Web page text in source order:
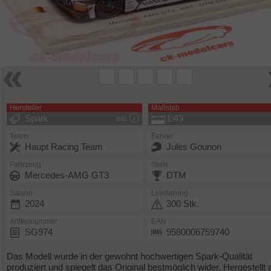
Hersteller
Info
Spark
Maßstab
1:43
Team
Haupt Racing Team
Fahrer
Jules Gounon
Fahrzeug
Mercedes-AMG GT3
Serie
DTM
Saison
2024
Limitierung
300 Stk.
Artikelnummer
SG974
EAN
9580006759740
Das Modell wurde in der gewohnt hochwertigen Spark-Qualität
produziert und spiegelt das Original bestmöglich wider. Hergestellt